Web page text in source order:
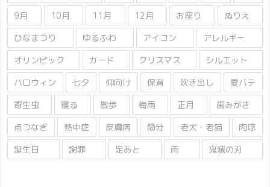
9月
10月 11月 12月 お座り
ぬりえ
ひなまつり
ゆるふわ アイコン
アレルギー
オリンピック
カード クリスマス
シルエット
ハロウィン
七夕 仰向け 保育 吹き出し
夏バテ
寄生虫
寝る 散歩 梅雨 正月
歯みがき
点つなぎ
熱中症 皮膚病 節分 老犬・老猫
肉球
誕生日
謝罪 足あと 雨 鬼滅の刃